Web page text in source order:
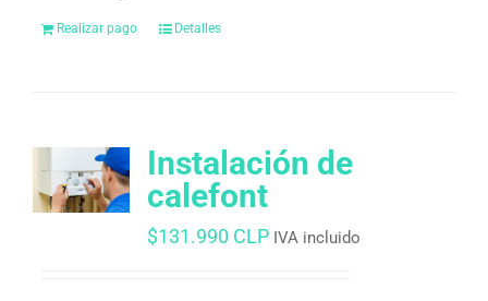
Realizar pago Detalles
Instalación de
calefont
$131.990 CLP IVA incluido